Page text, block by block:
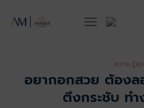
ความรู้สุ
อยากอกสวย ต้องล
ตึงกระชับ ทำ